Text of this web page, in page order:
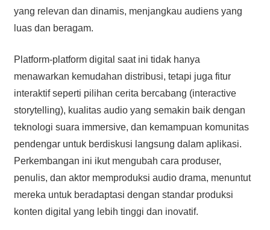
yang relevan dan dinamis, menjangkau audiens yang
luas dan beragam.
Platform-platform digital saat ini tidak hanya
menawarkan kemudahan distribusi, tetapi juga fitur
interaktif seperti pilihan cerita bercabang (interactive
storytelling), kualitas audio yang semakin baik dengan
teknologi suara immersive, dan kemampuan komunitas
pendengar untuk berdiskusi langsung dalam aplikasi.
Perkembangan ini ikut mengubah cara produser,
penulis, dan aktor memproduksi audio drama, menuntut
mereka untuk beradaptasi dengan standar produksi
konten digital yang lebih tinggi dan inovatif.